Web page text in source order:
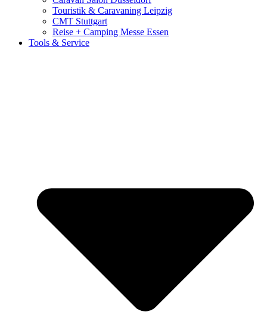
Touristik & Caravaning Leipzig
CMT Stuttgart
Reise + Camping Messe Essen
Tools & Service